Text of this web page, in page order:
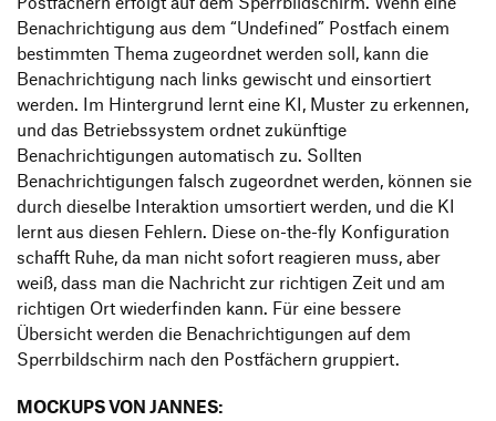
Benachrichtigung aus dem “Undefined” Postfach einem
bestimmten Thema zugeordnet werden soll, kann die
Benachrichtigung nach links gewischt und einsortiert
werden. Im Hintergrund lernt eine KI, Muster zu erkennen,
und das Betriebssystem ordnet zukünftige
Benachrichtigungen automatisch zu. Sollten
Benachrichtigungen falsch zugeordnet werden, können sie
durch dieselbe Interaktion umsortiert werden, und die KI
lernt aus diesen Fehlern. Diese on-the-fly Konfiguration
schafft Ruhe, da man nicht sofort reagieren muss, aber
weiß, dass man die Nachricht zur richtigen Zeit und am
richtigen Ort wiederfinden kann. Für eine bessere
Übersicht werden die Benachrichtigungen auf dem
Sperrbildschirm nach den Postfächern gruppiert.
MOCKUPS VON JANNES: